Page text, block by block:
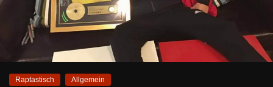
Raptastisch Allgemein